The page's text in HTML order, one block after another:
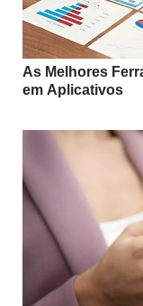
As Melhores
em Aplicativos